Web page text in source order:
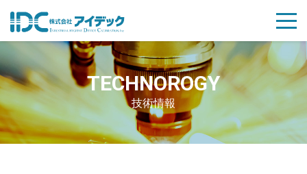
TECHNOROGY
技術情報